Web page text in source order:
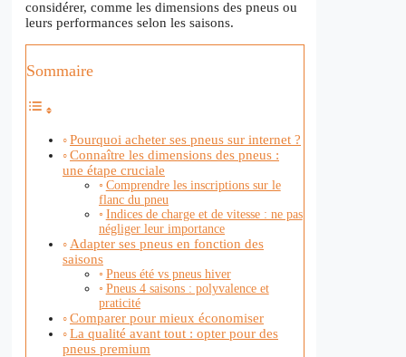
considérer, comme les dimensions des pneus ou
leurs performances selon les saisons.
Sommaire
Pourquoi acheter ses pneus sur internet ?
Connaître les dimensions des pneus :
une étape cruciale
Comprendre les inscriptions sur le
flanc du pneu
Indices de charge et de vitesse : ne pas
négliger leur importance
Adapter ses pneus en fonction des
saisons
Pneus été vs pneus hiver
Pneus 4 saisons : polyvalence et
praticité
Comparer pour mieux économiser
La qualité avant tout : opter pour des
pneus premium